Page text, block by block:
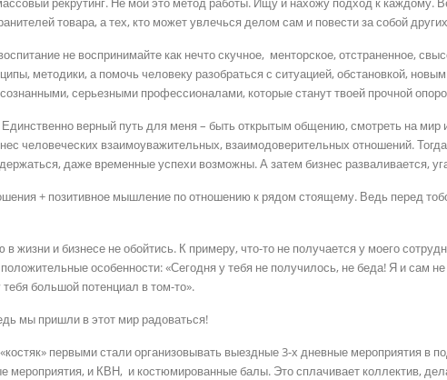
товара, а тех, кто может увлечься делом сам и повести за собой
не воспринимайте как нечто скучное, менторское, отстраненное,
методики, а помочь человеку разобраться с ситуацией, обстановкой,
серьезными профессионалами, которые станут твоей прочной
верный путь для меня – быть открытым общению, смотреть на мир
человеческих взаимоуважительных, взаимодоверительных отношений.
даже временные успехи возможны. А затем бизнес разваливается,
+ позитивное мышление по отношению к рядом стоящему. Ведь перед
жизни и бизнесе не обойтись. К примеру, что-то не получается у моего
особенности: «Сегодня у тебя не получилось, не беда! Я и сам
большой потенциал в том-то».
мы пришли в этот мир радоваться!
первыми стали организовывать выездные 3-х дневные мероприятия
мероприятия, и КВН, и костюмированные балы. Это сплачивает коллектив,